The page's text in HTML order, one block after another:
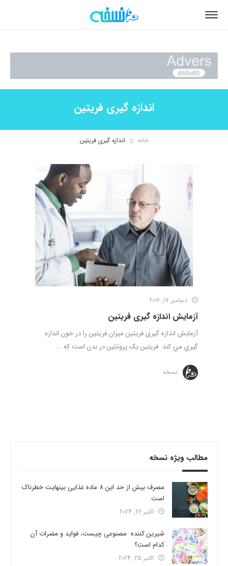
اندازه گيری فريتين
خانه اندازه گيری فريتين
دسامبر 17, 2016
آزمايش اندازه گيری فريتين
آزمايش اندازه گيری فريتين ميزان فريتين را در خون اندازه
گيري مي کند. فريتين يک پروتئين در بدن است که ...
نسخه
مطالب ویژه نسخه
مصرف بیش از حد این 8 ماده غذایی بینهایت خطرناک
است
اکتبر 26, 2024
شیرین کننده مصنوعی چیست، فواید و مضرات آن
کدام است؟
اکتبر 25, 2024